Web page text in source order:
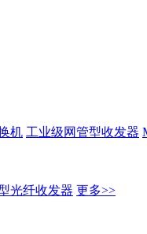
机 工业级网管型收发器
光纤收发器 更多>>